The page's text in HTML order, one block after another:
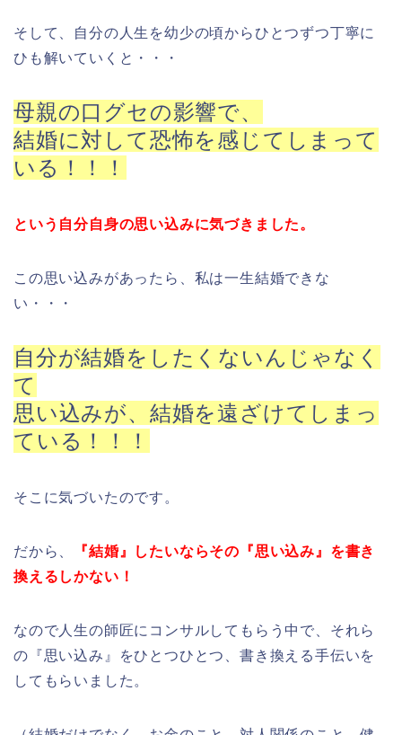
そして、自分の人生を幼少の頃からひとつずつ丁寧に
ひも解いていくと・・・
母親の口グセの影響で、
結婚に対して恐怖を感じてしまって
いる！！！
という自分自身の思い込みに気づきました。
この思い込みがあったら、私は一生結婚できな
い・・・
自分が結婚をしたくないんじゃなく
て
思い込みが、結婚を遠ざけてしまっ
ている！！！
そこに気づいたのです。
だから、
『結婚』したいならその『思い込み』を書き
換えるしかない！
なので人生の師匠にコンサルしてもらう中で、それら
の『思い込み』をひとつひとつ、書き換える手伝いを
してもらいました。